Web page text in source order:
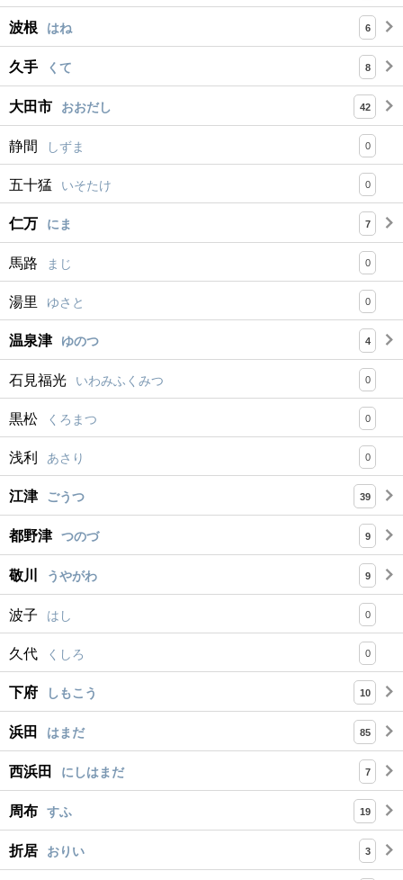
波根 はね 6
久手 くて 8
大田市 おおだし 42
静間 しずま 0
五十猛 いそたけ 0
仁万 にま 7
馬路 まじ 0
湯里 ゆさと 0
温泉津 ゆのつ 4
石見福光 いわみふくみつ 0
黒松 くろまつ 0
浅利 あさり 0
江津 ごうつ 39
都野津 つのづ 9
敬川 うやがわ 9
波子 はし 0
久代 くしろ 0
下府 しもこう 10
浜田 はまだ 85
西浜田 にしはまだ 7
周布 すふ 19
折居 おりい 3